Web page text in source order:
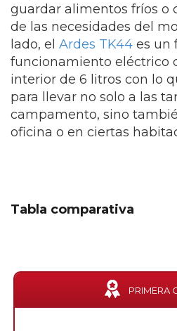
guardar alimentos fríos o
de las necesidades del
lado, el Ardes TK44 es un
funcionamiento eléctrico
interior de 6 litros con lo
para llevar no solo a las
campamento, sino
oficina o en ciertas
Tabla comparativa
PRIMERA